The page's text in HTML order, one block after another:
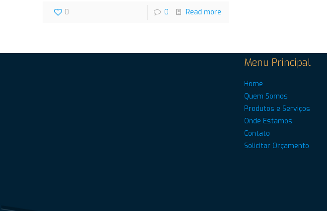
0 0 Read more
Menu Principal
Home
Quem Somos
Produtos e Serviços
Onde Estamos
Contato
Solicitar Orçamento